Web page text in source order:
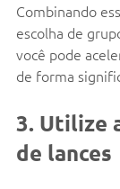
Combinando
escolha de
você pode
de forma
3. Utilize
de lances